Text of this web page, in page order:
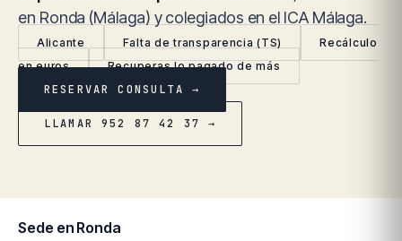
en Ronda (Málaga) y colegiados en el ICA Málaga.
Alicante Falta de transparencia (TS)
Recálculo
en euros
Recuperas lo pagado de más
RESERVAR CONSULTA →
LLAMAR 952 87 42 37 →
Sede en Ronda